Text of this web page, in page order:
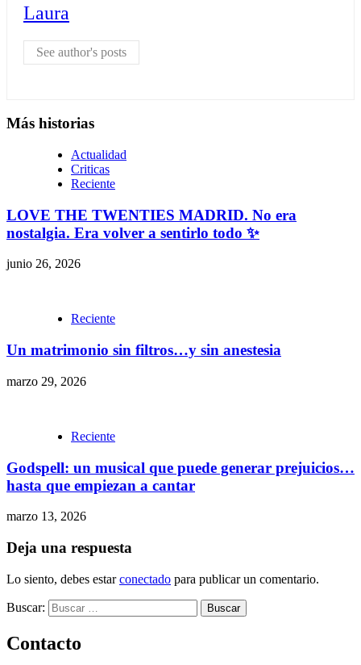
Laura
See author's posts
Más historias
Actualidad
Criticas
Reciente
LOVE THE TWENTIES MADRID. No era
nostalgia. Era volver a sentirlo todo ✨
junio 26, 2026
Reciente
Un matrimonio sin filtros…y sin anestesia
marzo 29, 2026
Reciente
Godspell: un musical que puede generar prejuicios…
hasta que empiezan a cantar
marzo 13, 2026
Deja una respuesta
Lo siento, debes estarconectado para publicar un comentario.
Buscar:
Contacto